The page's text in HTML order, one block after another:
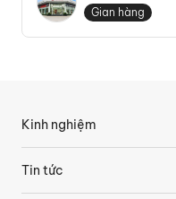
THĂNG LONG
Gian hàng
Kinh nghiệm
Tin tức